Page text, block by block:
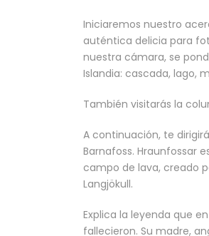
Iniciaremos nuestro
auténtica delicia para
nuestra cámara, se
Islandia: cascada, lago,
También visitarás la
A continuación, te
Barnafoss. Hraunfossar
campo de lava, creado
Langjökull.
Explica la leyenda que
fallecieron. Su madre,